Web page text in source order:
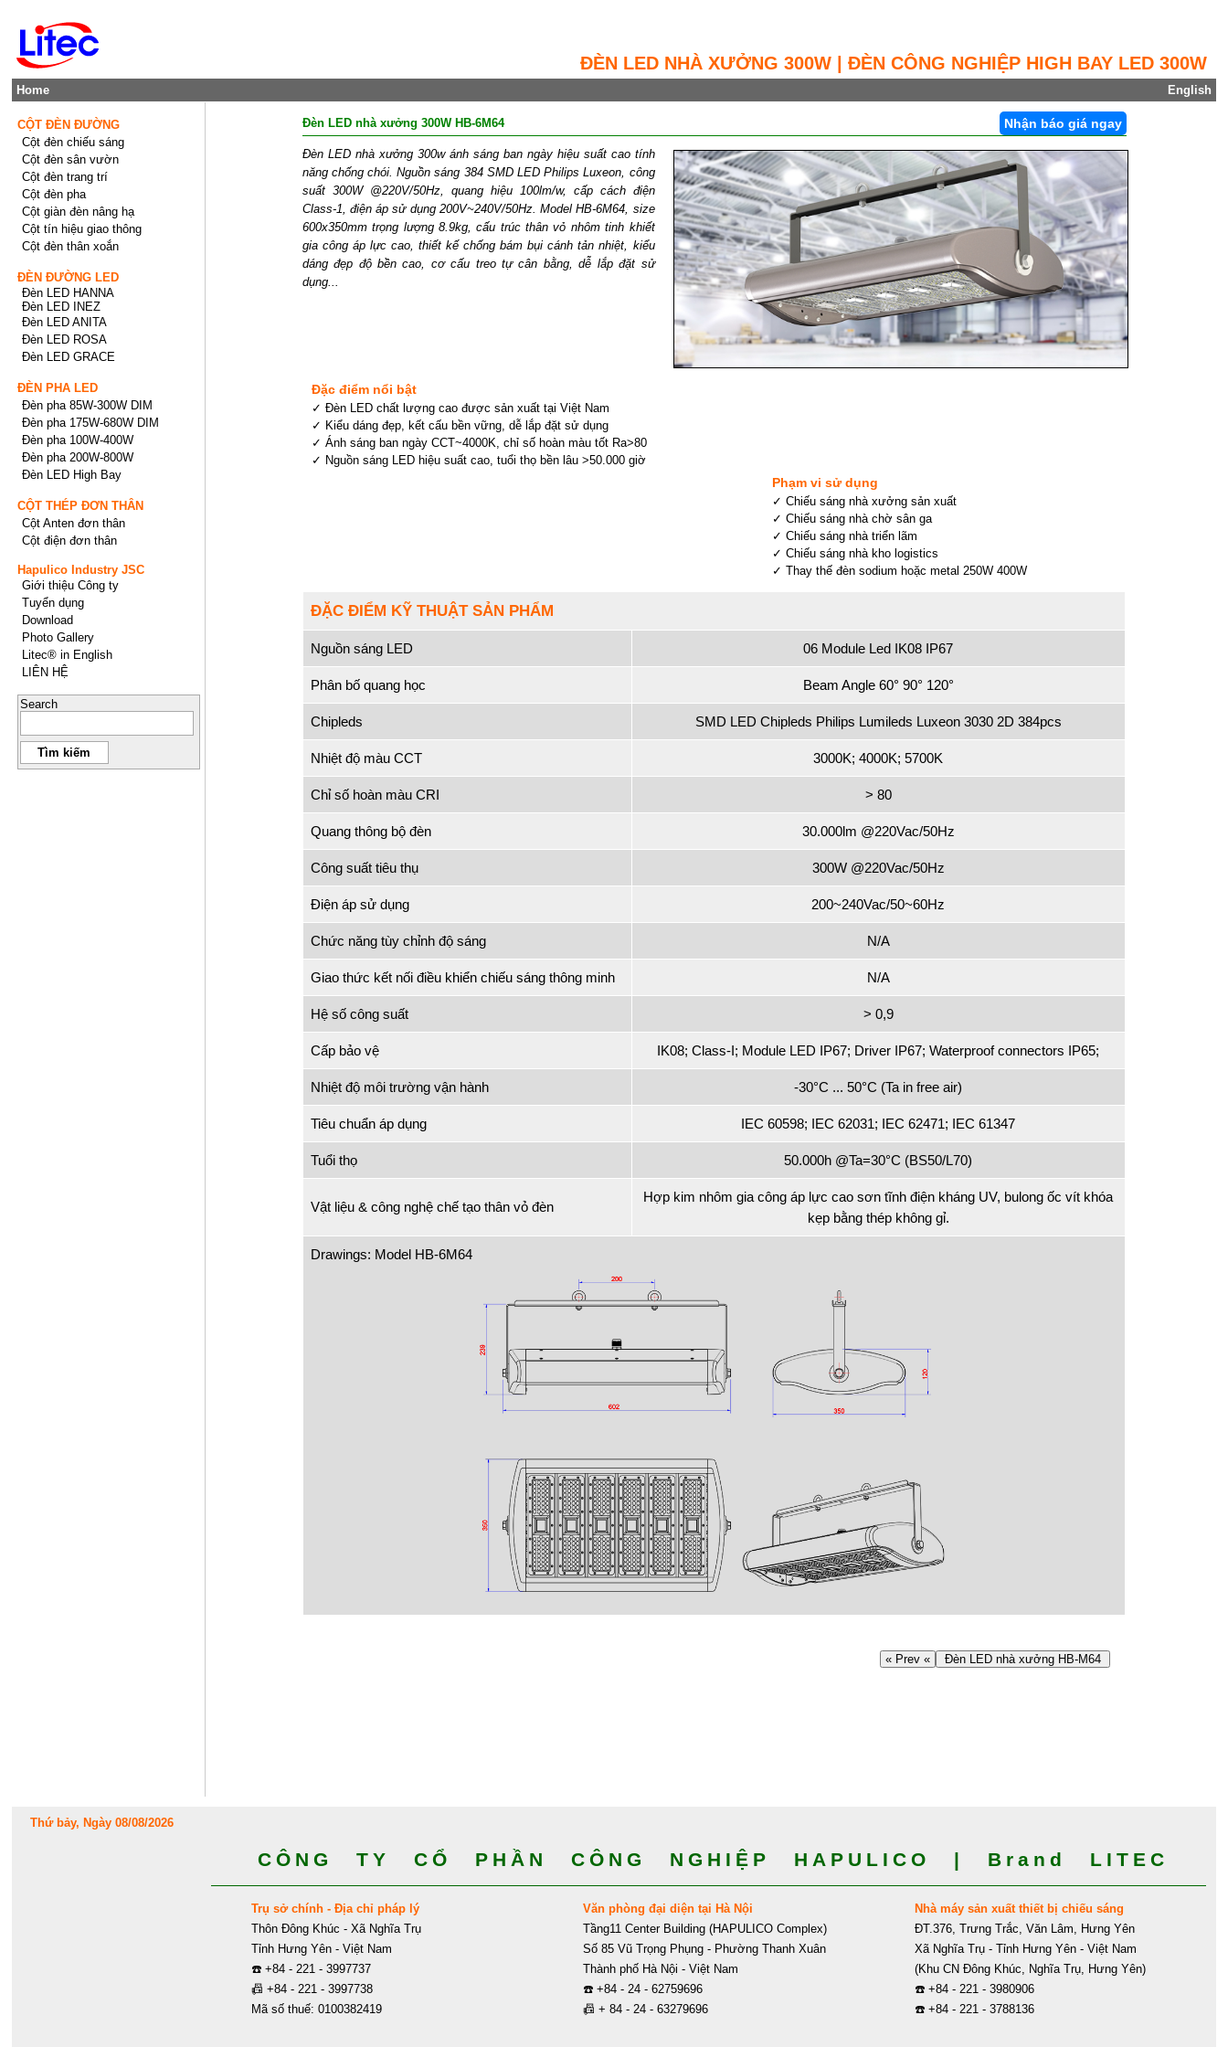
ĐÈN LED NHÀ XƯỞNG 300W | ĐÈN CÔNG NGHIỆP HIGH BAY LED 300W
Home English
Nhận báo giá ngay
Đèn LED nhà xưởng 300W HB-6M64
Đèn LED nhà xưởng 300w ánh sáng ban ngày hiệu suất cao tính
năng chống chói. Nguồn sáng 384 SMD LED Philips Luxeon, công
suất 300W @220V/50Hz, quang hiệu 100lm/w, cấp cách điện
Class-1, điện áp sử dụng 200V~240V/50Hz. Model HB-6M64, size
600x350mm trọng lượng 8.9kg, cấu trúc thân vỏ nhôm tinh khiết
gia công áp lực cao, thiết kế chống bám bụi cánh tản nhiệt, kiểu
dáng đẹp độ bền cao, cơ cấu treo tự cân bằng, dễ lắp đặt sử
dụng...
Đặc điểm nổi bật
✓ Đèn LED chất lượng cao được sản xuất tại Việt Nam
✓ Kiểu dáng đẹp, kết cấu bền vững, dễ lắp đặt sử dụng
✓ Ánh sáng ban ngày CCT~4000K, chỉ số hoàn màu tốt Ra>80
✓ Nguồn sáng LED hiệu suất cao, tuổi thọ bền lâu >50.000 giờ
Phạm vi sử dụng
✓ Chiếu sáng nhà xưởng sản xuất
✓ Chiếu sáng nhà chờ sân ga
✓ Chiếu sáng nhà triển lãm
✓ Chiếu sáng nhà kho logistics
✓ Thay thế đèn sodium hoặc metal 250W 400W
ĐẶC ĐIỂM KỸ THUẬT SẢN PHẨM
Nguồn sáng LED 06 Module Led IK08 IP67
Phân bố quang học Beam Angle 60° 90° 120°
Chipleds SMD LED Chipleds Philips Lumileds Luxeon 3030 2D 384pcs
Nhiệt độ màu CCT 3000K; 4000K; 5700K
Chỉ số hoàn màu CRI > 80
Quang thông bộ đèn 30.000lm @220Vac/50Hz
Công suất tiêu thụ 300W @220Vac/50Hz
Điện áp sử dụng 200~240Vac/50~60Hz
Chức năng tùy chỉnh độ sáng N/A
Giao thức kết nối điều khiển chiếu sáng thông minh N/A
Hệ số công suất > 0,9
Cấp bảo vệ IK08; Class-I; Module LED IP67; Driver IP67; Waterproof connectors IP65;
Nhiệt độ môi trường vận hành -30°C ... 50°C (Ta in free air)
Tiêu chuẩn áp dụng IEC 60598; IEC 62031; IEC 62471; IEC 61347
Tuổi thọ 50.000h @Ta=30°C (BS50/L70)
Vật liệu & công nghệ chế tạo thân vỏ đèn
Hợp kim nhôm gia công áp lực cao sơn tĩnh điện kháng UV, bulong ốc vít khóa
kẹp bằng thép không gỉ.
Drawings: Model HB-6M64
« Prev « Đèn LED nhà xưởng HB-M64
CỘT ĐÈN ĐƯỜNG
Cột đèn chiếu sáng
Cột đèn sân vườn
Cột đèn trang trí
Cột đèn pha
Cột giàn đèn nâng hạ
Cột tín hiệu giao thông
Cột đèn thân xoắn
ĐÈN ĐƯỜNG LED
Đèn LED HANNA
Đèn LED INEZ
Đèn LED ANITA
Đèn LED ROSA
Đèn LED GRACE
ĐÈN PHA LED
Đèn pha 85W-300W DIM
Đèn pha 175W-680W DIM
Đèn pha 100W-400W
Đèn pha 200W-800W
Đèn LED High Bay
CỘT THÉP ĐƠN THÂN
Cột Anten đơn thân
Cột điện đơn thân
Hapulico Industry JSC
Giới thiệu Công ty
Tuyển dụng
Download
Photo Gallery
Litec® in English
LIÊN HỆ
Search
Thứ bảy, Ngày 08/08/2026
CÔNG TY CỔ PHẦN CÔNG NGHIỆP HAPULICO | Brand LITEC
Trụ sở chính - Địa chỉ pháp lý
Thôn Đông Khúc - Xã Nghĩa Trụ
Tỉnh Hưng Yên - Việt Nam
☎️ +84 - 221 - 3997737
📠 +84 - 221 - 3997738
Mã số thuế: 0100382419
Văn phòng đại diện tại Hà Nội
Tầng11 Center Building (HAPULICO Complex)
Số 85 Vũ Trọng Phụng - Phường Thanh Xuân
Thành phố Hà Nội - Việt Nam
☎️ +84 - 24 - 62759696
📠 + 84 - 24 - 63279696
Nhà máy sản xuất thiết bị chiếu sáng
ĐT.376, Trưng Trắc, Văn Lâm, Hưng Yên
Xã Nghĩa Trụ - Tỉnh Hưng Yên - Việt Nam
(Khu CN Đông Khúc, Nghĩa Trụ, Hưng Yên)
☎️ +84 - 221 - 3980906
☎️ +84 - 221 - 3788136